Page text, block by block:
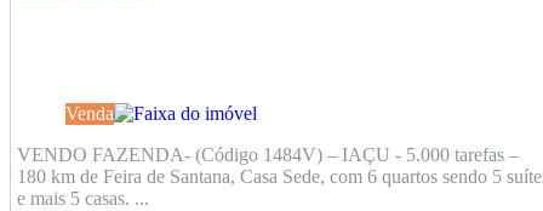
Venda
VENDO FAZENDA- (Código 1484V) – IAÇU - 5.000 tarefas –
180 km de Feira de Santana, Casa Sede, com 6 quartos sendo 5
e mais 5 casas. ...